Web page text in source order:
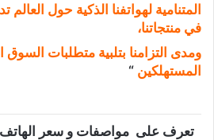
المتنامية لهواتفنا الذكية حول
في منتجاتنا،
ومدى التزامنا بتلبية متطلبات السوق
المستهلكين “
تعرف على مواصفات و سعر